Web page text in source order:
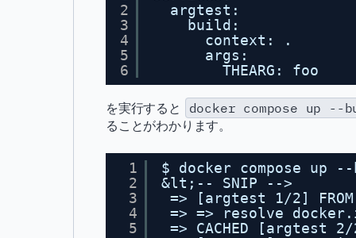
2
3
4
5
6
argtest:
build:
context: .
args:
THEARG: foo
を実行すると
docker compose up --
ることがわかります。
1
2
3
4
5
$ docker compose up
&lt;-- SNIP -->
=> [argtest 1/2]
=> => resolve
=> CACHED [argtest 2/